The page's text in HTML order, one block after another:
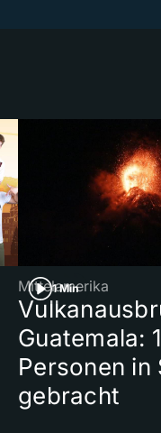
1 Min
Mittelamerika
Guatemala:
Personen in
gebracht